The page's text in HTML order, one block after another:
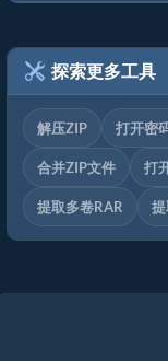
探索更多工具
解压ZIP 打开密
合并ZIP文件 打
提取多卷RAR